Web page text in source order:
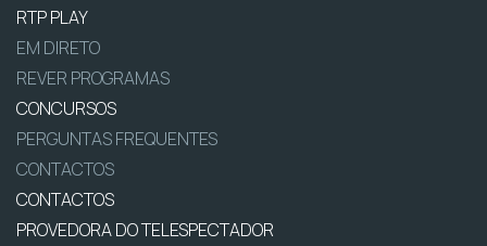
RTP PLAY
EM DIRETO
REVER PROGRAMAS
CONCURSOS
PERGUNTAS FREQUENTES
CONTACTOS
CONTACTOS
PROVEDORA DO TELESPECTADOR